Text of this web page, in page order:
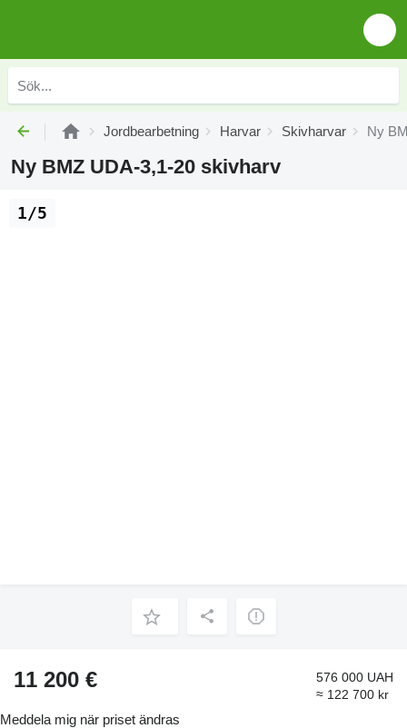
Jordbearbetning Harvar Skivharvar Ny
Ny BMZ UDA-3,1-20 skivharv
1/5
11 200 €
576 000 UAH
≈ 122 700 kr
Meddela mig när priset ändras